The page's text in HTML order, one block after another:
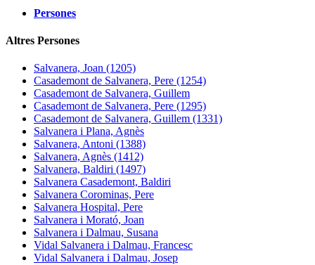
Persones
Altres Persones
Salvanera, Joan (1205)
Casademont de Salvanera, Pere (1254)
Casademont de Salvanera, Guillem
Casademont de Salvanera, Pere (1295)
Casademont de Salvanera, Guillem (1331)
Salvanera i Plana, Agnès
Salvanera, Antoni (1388)
Salvanera, Agnès (1412)
Salvanera, Baldiri (1497)
Salvanera Casademont, Baldiri
Salvanera Corominas, Pere
Salvanera Hospital, Pere
Salvanera i Morató, Joan
Salvanera i Dalmau, Susana
Vidal Salvanera i Dalmau, Francesc
Vidal Salvanera i Dalmau, Josep